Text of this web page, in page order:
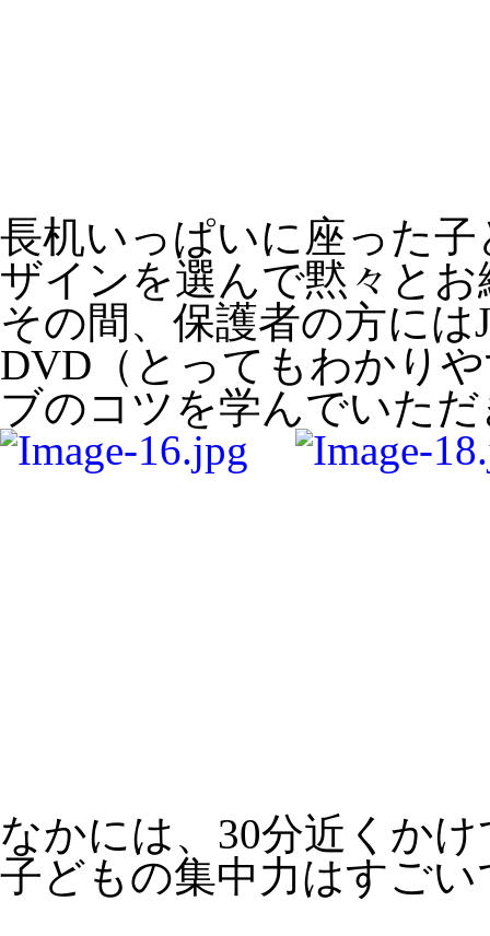
長机いっぱいに座った
ザインを選んで黙々と
その間、保護者の方に
DVD（とってもわかり
ブのコツを学んでいた
なかには、30分近くか
子どもの集中力はすごい